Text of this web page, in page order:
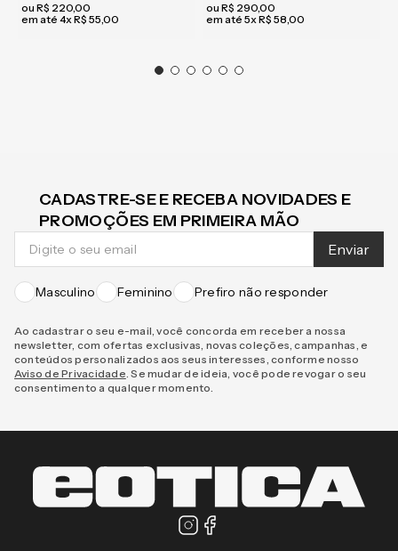
ou R$ 220,00
em até 4xR$ 55,00
ou R$ 290,00
em até 5xR$ 58,00
CADASTRE-SE E RECEBA NOVIDADES E
PROMOÇÕES EM PRIMEIRA MÃO
Enviar
Masculino Feminino Prefiro não responder
Ao cadastrar o seu e-mail, você concorda em receber a nossa
newsletter, com ofertas exclusivas, novas coleções, campanhas, e
conteúdos personalizados aos seus interesses, conforme nosso
Aviso de Privacidade. Se mudar de ideia, você pode revogar o seu
consentimento a qualquer momento.